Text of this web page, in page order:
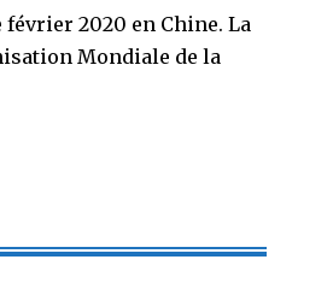
flèches
haut/bas
février 2020 en Chine. La
Mondiale de la